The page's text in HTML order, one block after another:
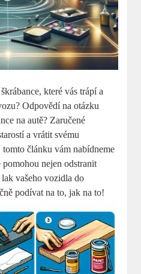
které vás trápí a
Odpovědí na otázku
na autě? Zaručené
a vrátit svému
článku vám nabídneme
⁢nejen odstranit
vašeho ⁢vozidla ​do
podívat na to, jak na to!